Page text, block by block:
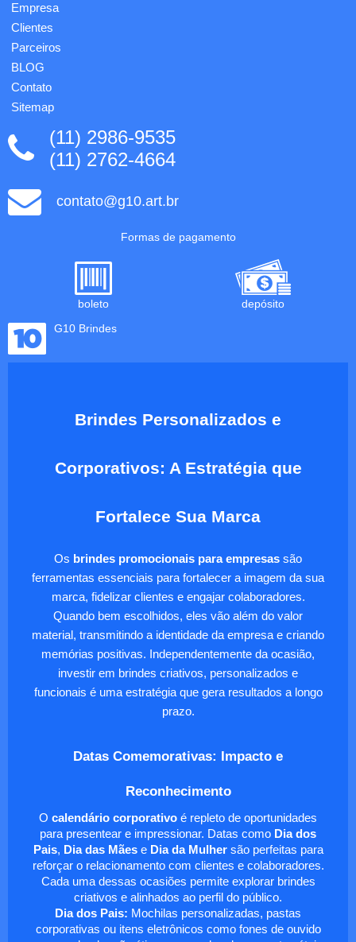
para
cartões
e
identificador
de b...
Empresa
Clientes
Parceiros
BLOG
Contato
Sitemap
(11) 2986-9535
(11) 2762-4664
contato@g10.art.br
Formas de pagamento
boleto
depósito
G10 Brindes
Brindes Personalizados e
Corporativos: A Estratégia que
Fortalece Sua Marca
Os brindes promocionais para empresas são
ferramentas essenciais para fortalecer a imagem da sua
marca, fidelizar clientes e engajar colaboradores.
Quando bem escolhidos, eles vão além do valor
material, transmitindo a identidade da empresa e criando
memórias positivas. Independentemente da ocasião,
investir em brindes criativos, personalizados e
funcionais é uma estratégia que gera resultados a longo
prazo.
Datas Comemorativas: Impacto e
Reconhecimento
O calendário corporativo é repleto de oportunidades
para presentear e impressionar. Datas como Dia dos
Pais, Dia das Mãese Dia da Mulhersão perfeitas para
reforçar o relacionamento com clientes e colaboradores.
Cada uma dessas ocasiões permite explorar brindes
criativos e alinhados ao perfil do público.
Dia dos Pais: Mochilas personalizadas, pastas
corporativas ou itens eletrônicos como fones de ouvido